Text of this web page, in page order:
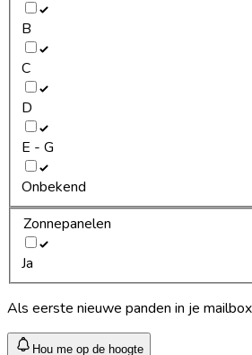
B
C
D
E - G
Onbekend
Zonnepanelen
Ja
Als eerste nieuwe panden in je
Hou me op de hoogte